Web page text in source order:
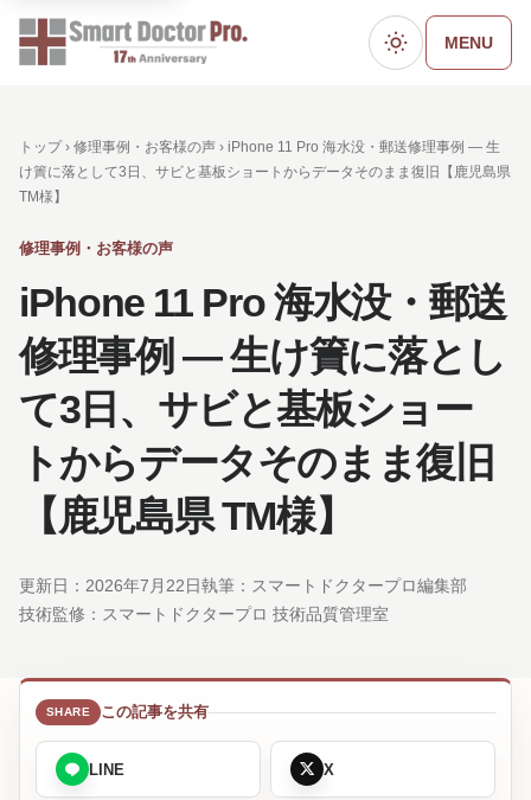
ダークモード
MENU
トップ › 修理事例・お客様の声 › iPhone 11 Pro 海水没・郵送修理事例 ― 生
け簀に落として3日、サビと基板ショートからデータそのまま復旧【鹿児島県
TM様】
修理事例・お客様の声
iPhone 11 Pro 海水没・郵送
修理事例 ― 生け簀に落とし
て3日、サビと基板ショー
トからデータそのまま復旧
【鹿児島県 TM様】
更新日： 2026年7月22日執筆：スマートドクタープロ編集部
技術監修： スマートドクタープロ 技術品質管理室
この記事を共有
LINE X